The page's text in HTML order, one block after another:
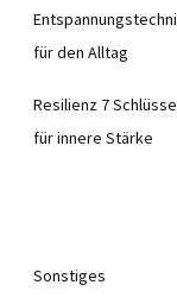
für den Alltag
Resilienz 7
für innere Stärke
Sonstiges